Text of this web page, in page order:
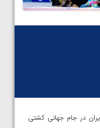
در جام جهانی کشتی